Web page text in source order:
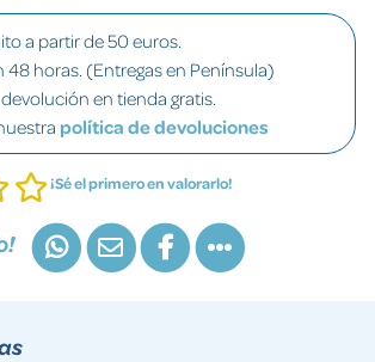
a partir de 50 euros.
48 horas. (Entregas en Península)
en tienda gratis.
política de devoluciones
¡Sé el primero en valorarlo!